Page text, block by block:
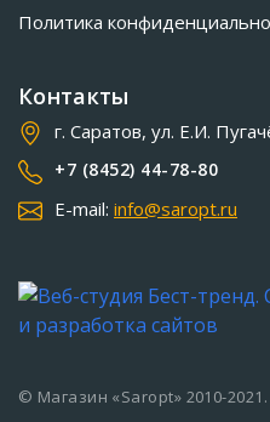
Политика
Контакты
г. Саратов, ул. Е.И.
+7 (8452) 44-78-80
E-mail: info@saropt.ru
© Магазин «Saropt» 2010-